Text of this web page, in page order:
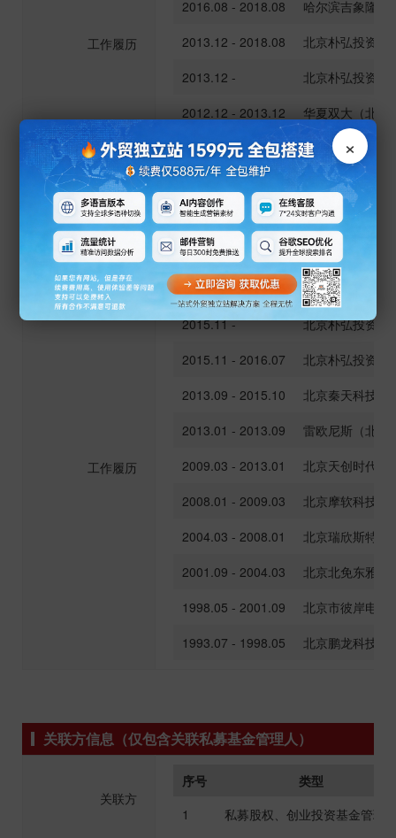
工作履历
2016.08 - 2018.08
哈尔滨吉象隆生
2013.12 - 2018.08
北京朴弘投资管
2013.12 -
北京朴弘投资管
2012.12 - 2013.12
华夏双大（北京
2008.07 - 2012.12
西门子（中国）
职务 合规风控 其他
是否有基金从业
资格
是
工作履历
时间
2015.11 -
北京朴弘投资管
2015.11 - 2016.07
北京朴弘投资管
2013.09 - 2015.10
北京秦天科技集
2013.01 - 2013.09
雷欧尼斯（北京
2009.03 - 2013.01
北京天创时代信
2008.01 - 2009.03
北京摩软科技有
2004.03 - 2008.01
北京瑞欣斯特科
2001.09 - 2004.03
北京北免东雅生
1998.05 - 2001.09
北京市彼岸电脑
1993.07 - 1998.05
北京鹏龙科技有
关联方信息（仅包含关联私募基金管理人）
关联方
序号
类型
1
私募股权、创业投资基金管理
×